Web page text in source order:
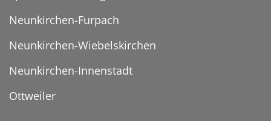
Neunkirchen-Furpach
Neunkirchen-Wiebelskirchen
Neunkirchen-Innenstadt
Ottweiler